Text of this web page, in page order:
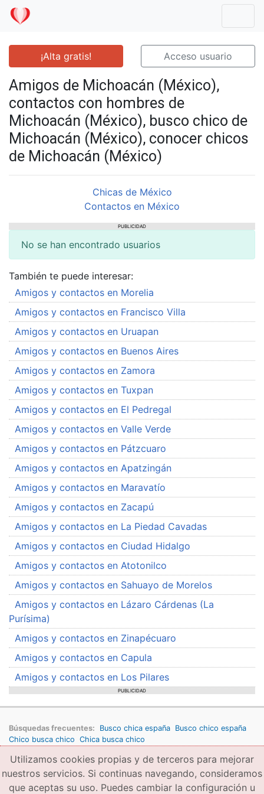
¡Alta gratis! Acceso usuario
Amigos de Michoacán (México),
contactos con hombres de
Michoacán (México), busco chico de
Michoacán (México), conocer chicos
de Michoacán (México)
Chicas de México
Contactos en México
PUBLICIDAD
No se han encontrado usuarios
También te puede interesar:
Amigos y contactos en Morelia
Amigos y contactos en Francisco Villa
Amigos y contactos en Uruapan
Amigos y contactos en Buenos Aires
Amigos y contactos en Zamora
Amigos y contactos en Tuxpan
Amigos y contactos en El Pedregal
Amigos y contactos en Valle Verde
Amigos y contactos en Pátzcuaro
Amigos y contactos en Apatzingán
Amigos y contactos en Maravatío
Amigos y contactos en Zacapú
Amigos y contactos en La Piedad Cavadas
Amigos y contactos en Ciudad Hidalgo
Amigos y contactos en Atotonilco
Amigos y contactos en Sahuayo de Morelos
Amigos y contactos en Lázaro Cárdenas (La
Purísima)
Amigos y contactos en Zinapécuaro
Amigos y contactos en Capula
Amigos y contactos en Los Pilares
PUBLICIDAD
Búsquedas frecuentes: Busco chica españa Busco chico españa
Chico busca chico Chica busca chico
Copyright © 2026 amigae.com Condiciones generales de uso
Política de privacidad
Copyright
Utilizamos cookies propias y de terceros para mejorar
nuestros servicios. Si continuas navegando, consideramos
que aceptas su uso. Puedes cambiar la configuración u